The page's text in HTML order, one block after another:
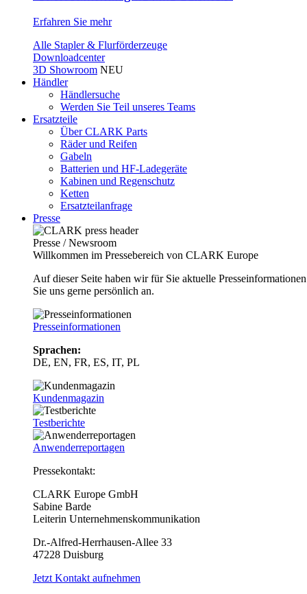
Erfahren Sie mehr
Alle Stapler & Flurförderzeuge
Downloadcenter
3D Showroom NEU
Händler
Händlersuche
Werden Sie Teil unseres Teams
Ersatzteile
Über CLARK Parts
Räder und Reifen
Gabeln
Batterien und HF-Ladegeräte
Kabinen und Regenschutz
Ketten
Ersatzteilanfrage
Presse
Presse / Newsroom
Willkommen im Pressebereich von CLARK Europe
Auf dieser Seite haben wir für Sie aktuelle
Sie uns gerne persönlich an.
Presseinformationen
Sprachen:
DE, EN, FR, ES, IT, PL
Kundenmagazin
Testberichte
Anwenderreportagen
Pressekontakt:
CLARK Europe GmbH
Sabine Barde
Leiterin Unternehmenskommunikation
Dr.-Alfred-Herrhausen-Allee 33
47228 Duisburg
Jetzt Kontakt aufnehmen